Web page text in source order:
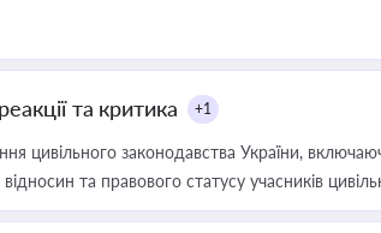
та критика +1
цивільного законодавства України,
та правового статусу учасників